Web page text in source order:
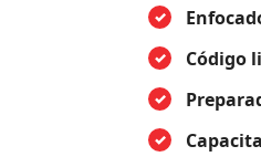
Código